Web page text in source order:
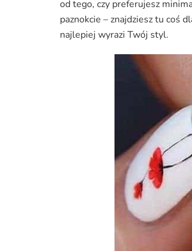
od tego, czy preferujesz
paznokcie – znajdziesz tu coś
najlepiej wyrazi Twój styl.